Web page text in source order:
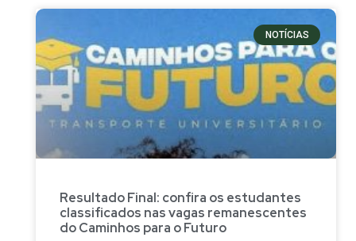
NOTÍCIAS
Resultado Final: confira os estudantes
classificados nas vagas remanescentes
do Caminhos para o Futuro